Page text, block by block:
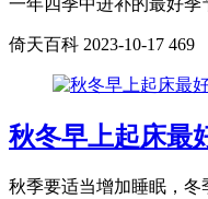
一年四季中进补的最好季
倚天百科 2023-10-17 469
秋冬早上起床最
秋季要适当增加睡眠，